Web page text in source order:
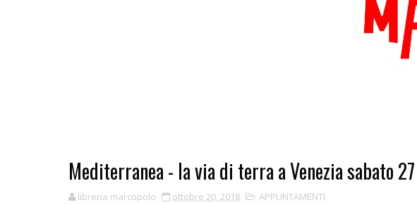
Mediterranea - la via di terra a Venezia sabato
libreria marcopolo ottobre 20, 2018 APPUNTAMENTI